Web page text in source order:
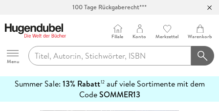
100 Tage Rückgaberecht***
Hugendubel
Menu
Filiale Konto Merkzettel Warenkorb
Summer Sale: 13% Rabatt12auf viele Sortimente mit dem
CodeSOMMER13
erfahren